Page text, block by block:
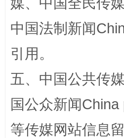
完善运行机制助力责任有效
中国法制新闻
引用。
五、中国公共传
国公众新闻
等传媒网站信息